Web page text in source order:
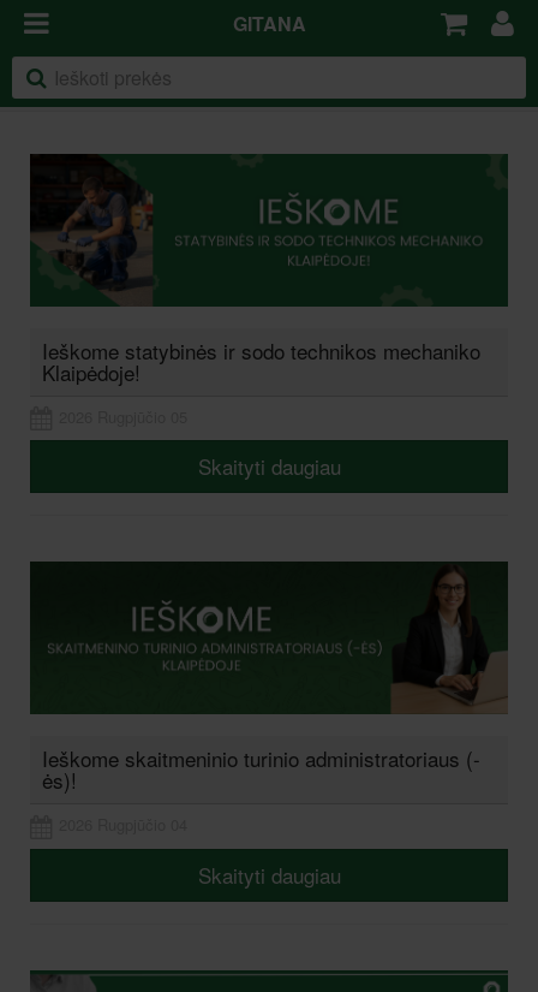
GITANA
Ieškome statybinės ir sodo technikos mechaniko
Klaipėdoje!
Skaityti daugiau
Ieškome skaitmeninio turinio administratoriaus (-
ės)!
Skaityti daugiau